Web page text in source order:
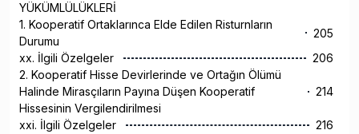
YÜKÜMLÜLÜKLERİ
1. Kooperatif Ortaklarınca Elde Edilen Risturnların
Durumu
205
xx. İlgili Özelgeler
206
2. Kooperatif Hisse Devirlerinde ve Ortağın Ölümü
Halinde Mirasçıların Payına Düşen Kooperatif
Hissesinin Vergilendirilmesi
214
xxi. İlgili Özelgeler
216